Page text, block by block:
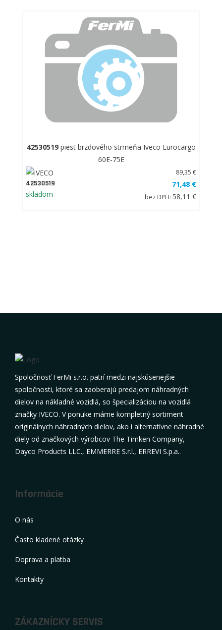
42530519piest brzdového strmeňa Iveco Eurocargo
60E-75E
42530519
skladom
89,35 €
71,48 €
bez DPH: 58,11 €
Spoločnosť FerMi s.r.o. patrí medzi najskúsenejšie
spoločnosti, ktoré sa zaoberajú predajom náhradných
dielov na nákladné vozidlá, so špecializáciou na vozidlá
značky IVECO. V ponuke máme kompletný sortiment
originálnych náhradných dielov, ako i alternatívne náhradné
diely od značkových výrobcov The Timken Company,
Dayco Products LLC., EMMERRE S.r.l., ERREVI S.p.a..
Informácie
O nás
Často kladené otázky
Doprava a platba
Kontakty
ZÁKAZNÍCKY SERVIS